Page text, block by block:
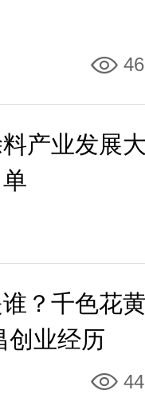
产业发展
？千色花
创业经历